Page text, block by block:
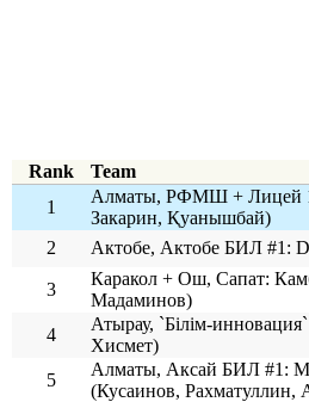
Rank
Team
1
Алматы, РФМШ + Лицей
Закарин, Қуанышбай)
2
Актобе, Актобе БИЛ #1:
3
Каракол + Ош, Сапат:
Мадаминов)
4
Атырау, `Білім-
Хисмет)
5
Алматы, Аксай БИЛ #1:
(Кусаинов, Рахматуллин,